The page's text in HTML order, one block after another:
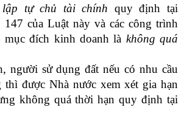
lập tự chủ tài chính quy định tại
của Luật này và các công trình
mục đích kinh doanh là không quá
người sử dụng đất nếu có nhu cầu
thì được Nhà nước xem xét gia hạn
không quá thời hạn quy định tại